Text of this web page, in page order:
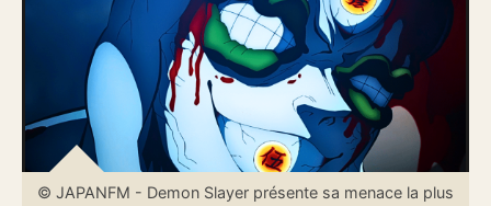
© JAPANFM - Demon Slayer présente sa menace la plus